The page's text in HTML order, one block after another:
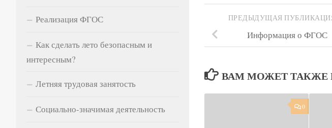
ПРЕДЫДУЩАЯ
Информация о ФГОС
ВАМ МОЖЕТ ТАКЖЕ
0
Реализация ФГОС
Как сделать лето безопасным и
интересным?
Летняя трудовая занятость
Социально-значимая деятельность